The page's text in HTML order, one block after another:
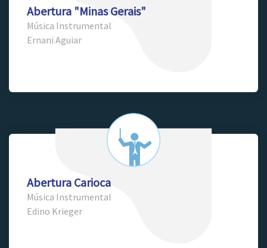
Abertura "Minas Gerais"
Música Instrumental
Ernani Aguiar
Abertura Carioca
Música Instrumental
Edino Krieger